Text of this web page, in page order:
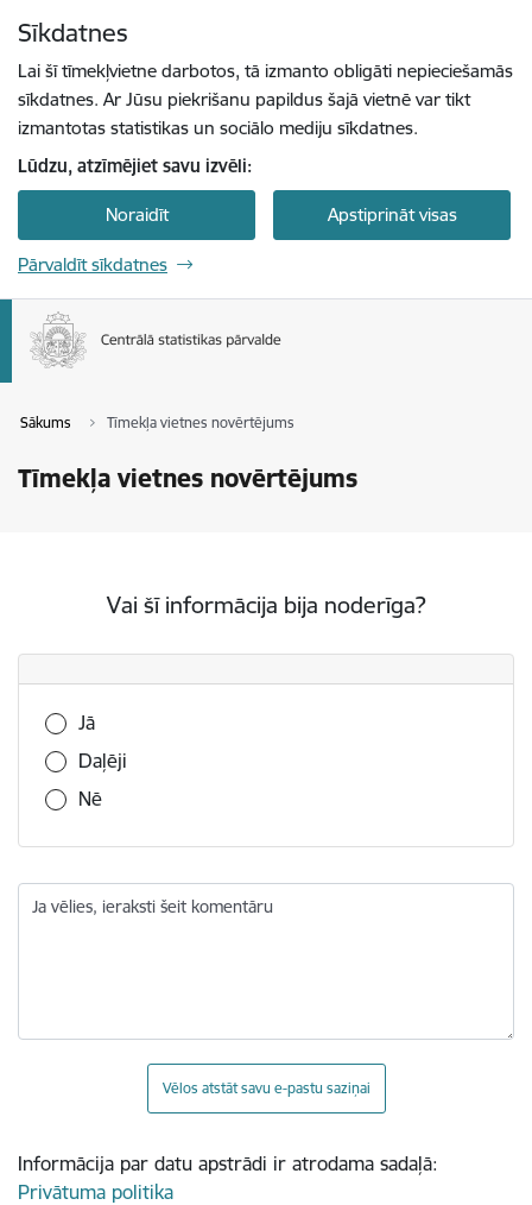
Sīkdatnes
Lai šī tīmekļvietne darbotos, tā izmanto obligāti nepieciešamās
sīkdatnes. Ar Jūsu piekrišanu papildus šajā vietnē var tikt
izmantotas statistikas un sociālo mediju sīkdatnes.
Lūdzu, atzīmējiet savu izvēli:
Noraidīt Apstiprināt visas
Pārvaldīt sīkdatnes
Sākums Tīmekļa vietnes novērtējums
Tīmekļa vietnes novērtējums
Vai šī informācija bija noderīga?
Vai šī informācija bija noderīga?
Jā
Daļēji
Nē
Ja vēlies, ieraksti šeit komentāru
Vēlos atstāt savu e-pastu saziņai
Informācija par datu apstrādi ir atrodama sadaļā:
Privātuma politika